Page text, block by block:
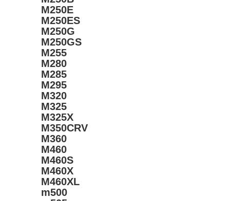
M250E
M250ES
M250G
M250GS
M255
M280
M285
M295
M320
M325
M325X
M350CRV
M360
M460
M460S
M460X
M460XL
m500